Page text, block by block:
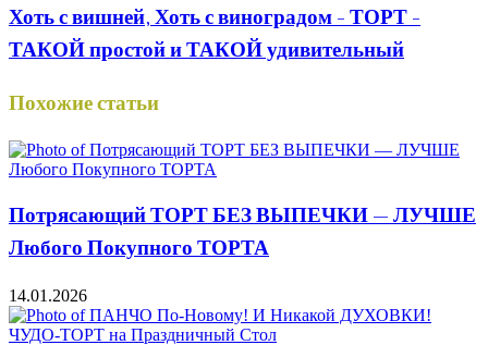
Хоть с вишней, Хоть с виноградом - ТОРТ -
ТАКОЙ простой и ТАКОЙ удивительный
Похожие статьи
Потрясающий ТОРТ БЕЗ ВЫПЕЧКИ — ЛУЧШЕ
Любого Покупного ТОРТА
14.01.2026